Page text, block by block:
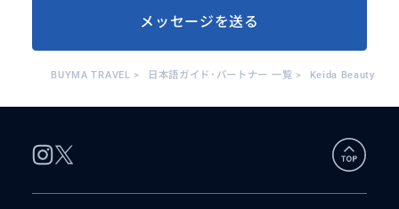
メッセージを送る
BUYMA TRAVEL > 日本語ガイド･パートナー 一覧 > Keida Beauty